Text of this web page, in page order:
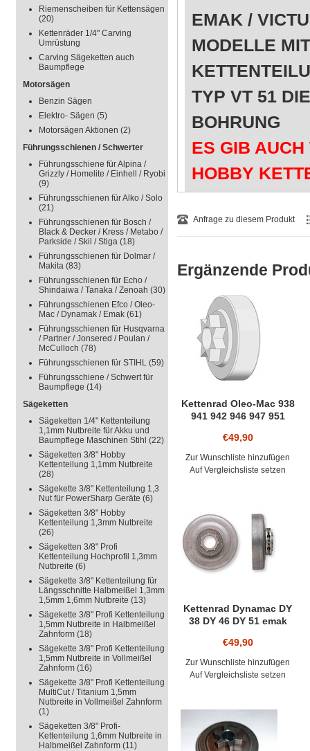
Riemenscheiben für Kettensägen
(20)
Kettenräder 1/4" Carving
Umrüstung
Carving Sägeketten auch
Baumpflege
Motorsägen
Benzin Sägen
Elektro- Sägen (5)
Motorsägen Aktionen (2)
Führungsschienen / Schwerter
Führungsschiene für Alpina /
Grizzly / Homelite / Einhell / Ryobi
(9)
Führungsschienen für Alko / Solo
(21)
Führungsschienen für Bosch /
Black & Decker / Kress / Metabo /
Parkside / Skil / Stiga (18)
Führungsschienen für Dolmar /
Makita (83)
Führungsschienen für Echo /
Shindaiwa / Tanaka / Zenoah (30)
Führungsschienen Efco / Oleo-
Mac / Dynamak / Emak (61)
Führungsschienen für Husqvarna
/ Partner / Jonsered / Poulan /
McCulloch (78)
Führungsschienen für STIHL (59)
Führungsschiene / Schwert für
Baumpflege (14)
Sägeketten
Sägeketten 1/4" Kettenteilung
1,1mm Nutbreite für Akku und
Baumpflege Maschinen Stihl (22)
Sägeketten 3/8" Hobby
Kettenteilung 1,1mm Nutbreite
(28)
Sägekette 3/8" Kettenteilung 1,3
Nut für PowerSharp Geräte (6)
Sägeketten 3/8" Hobby
Kettenteilung 1,3mm Nutbreite
(26)
Sägeketten 3/8" Profi
Kettenteilung Hochprofil 1,3mm
Nutbreite (6)
Sägekette 3/8" Kettenteilung für
Längsschnitte Halbmeißel 1,3mm
1,5mm 1,6mm Nutbreite (13)
Sägekette 3/8" Profi Kettenteilung
1,5mm Nutbreite in Halbmeißel
Zahnform (18)
Sägekette 3/8" Profi Kettenteilung
1,5mm Nutbreite in Vollmeißel
Zahnform (16)
Sägekette 3/8" Profi Kettenteilung
MultiCut / Titanium 1,5mm
Nutbreite in Vollmeißel Zahnform
(1)
Sägeketten 3/8" Profi-
Kettenteilung 1,6mm Nutbreite in
Halbmeißel Zahnform (11)
EMAK /
MODELLE
TYP VT 51
BOHRUNG
ES GIB
HOBBY
WENN SIE
UNSERE
NUR SÄGEN
BITTE
DAS
(NACHBAU)
Anfrage zu diesem Produkt
Ergänzende
Kettenrad Oleo-Mac 938
941 942 946 947 951
Kettenteilung
Spurkettenrad für
Sägekette
€49,90
Zur Wunschliste hinzufügen
Auf Vergleichsliste setzen
Kettenrad Dynamac DY
38 DY 46 DY 51 emak
Kettenteilung Ring-
Kettenrad für Sägekette
€49,90
Zur Wunschliste hinzufügen
Auf Vergleichsliste setzen